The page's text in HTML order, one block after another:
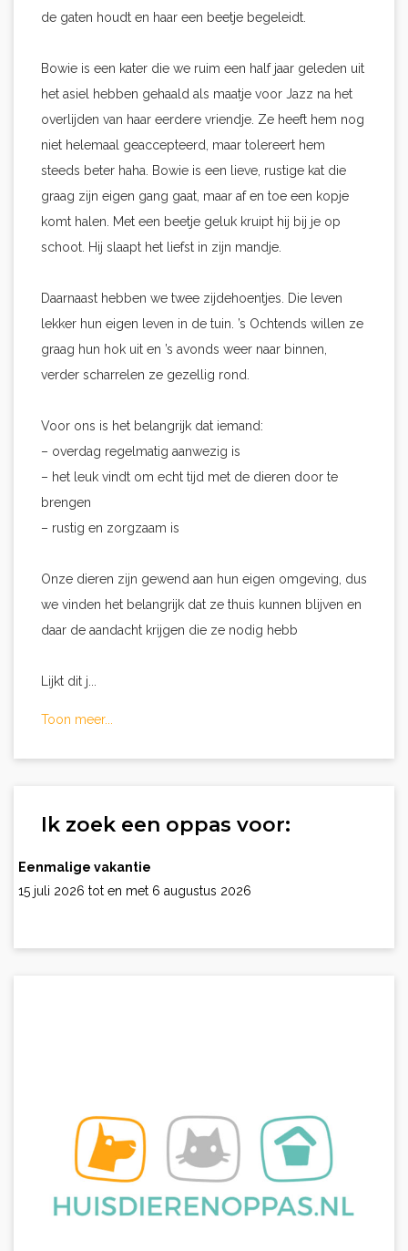
de gaten houdt en haar een beetje begeleidt.
Bowie is een kater die we ruim een half jaar geleden uit
het asiel hebben gehaald als maatje voor Jazz na het
overlijden van haar eerdere vriendje. Ze heeft hem nog
niet helemaal geaccepteerd, maar tolereert hem
steeds beter haha. Bowie is een lieve, rustige kat die
graag zijn eigen gang gaat, maar af en toe een kopje
komt halen. Met een beetje geluk kruipt hij bij je op
schoot. Hij slaapt het liefst in zijn mandje.
Daarnaast hebben we twee zijdehoentjes. Die leven
lekker hun eigen leven in de tuin. ’s Ochtends willen ze
graag hun hok uit en ’s avonds weer naar binnen,
verder scharrelen ze gezellig rond.
Voor ons is het belangrijk dat iemand:
– overdag regelmatig aanwezig is
– het leuk vindt om echt tijd met de dieren door te
brengen
– rustig en zorgzaam is
Onze dieren zijn gewend aan hun eigen omgeving, dus
we vinden het belangrijk dat ze thuis kunnen blijven en
daar de aandacht krijgen die ze nodig hebb
Lijkt dit j...
Toon meer...
Ik zoek een oppas voor:
Eenmalige vakantie
15 juli 2026 tot en met 6 augustus 2026